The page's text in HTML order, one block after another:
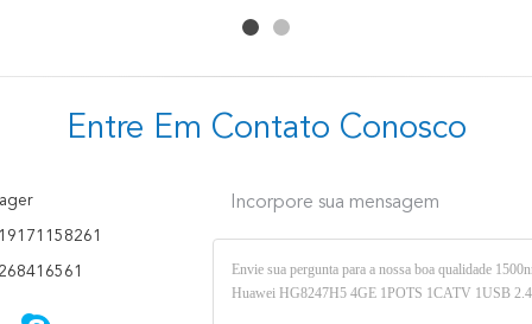
Entre Em Contato Conosco
Incorpore sua mensagem